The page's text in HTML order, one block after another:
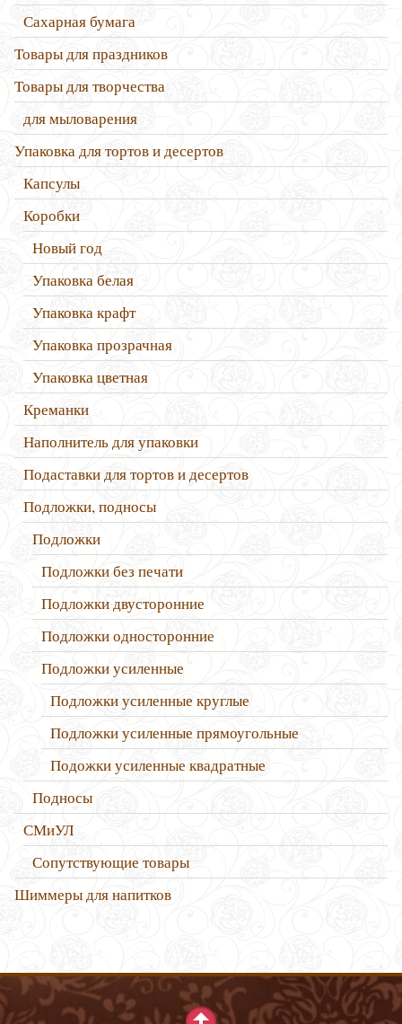
Сахарная бумага
Товары для праздников
Товары для творчества
для мыловарения
Упаковка для тортов и десертов
Капсулы
Коробки
Новый год
Упаковка белая
Упаковка крафт
Упаковка прозрачная
Упаковка цветная
Креманки
Наполнитель для упаковки
Подаставки для тортов и десертов
Подложки, подносы
Подложки
Подложки без печати
Подложки двусторонние
Подложки односторонние
Подложки усиленные
Подложки усиленные круглые
Подложки усиленные прямоугольные
Подожки усиленные квадратные
Подносы
СМиУЛ
Сопутствующие товары
Шиммеры для напитков